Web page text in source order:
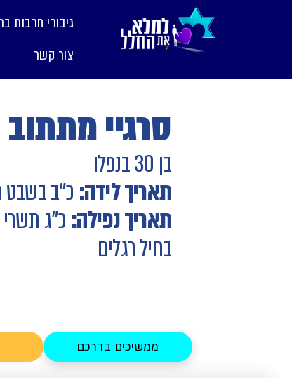
גיבורי חרבות
צור קשר
סרגיי מתתוב
בן 30 בנפלו
תאריך לידה: כ"ב
תאריך נפילה: כ"ג
בחיל רגלים
ממשיכים בדרכם